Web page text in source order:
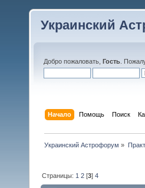
Украинский
Добро пожаловать, Гость .
Начало Помощь Поиск
Украинский Астрофорум »
Страницы: 1 2 [3]4